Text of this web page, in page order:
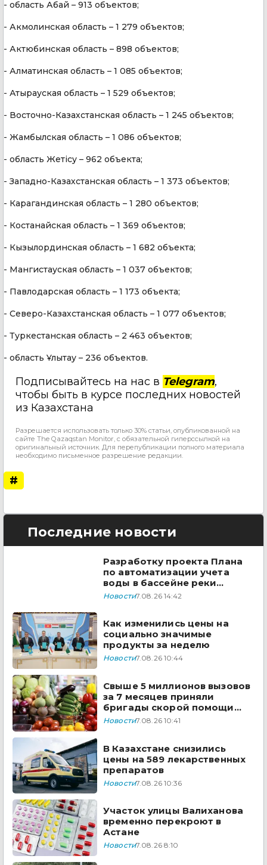
- область Абай – 913 объектов;
- Акмолинская область – 1 279 объектов;
- Актюбинская область – 898 объектов;
- Алматинская область – 1 085 объектов;
- Атырауская область – 1 529 объектов;
- Восточно-Казахстанская область – 1 245 объектов;
- Жамбылская область – 1 086 объектов;
- область Жетісу – 962 объекта;
- Западно-Казахстанская область – 1 373 объектов;
- Карагандинская область – 1 280 объектов;
- Костанайская область – 1 369 объектов;
- Кызылординская область – 1 682 объекта;
- Мангистауская область – 1 037 объектов;
- Павлодарская область – 1 173 объекта;
- Северо-Казахстанская область – 1 077 объектов;
- Туркестанская область – 2 463 объектов;
- область Ұлытау – 236 объектов.
Подписывайтесь на нас в Telegram,
чтобы быть в курсе последних новостей
из Казахстана
Разрешается использовать только 30% статьи, опубликованной на
сайте The Qazaqstan Monitor, с обязательной гиперссылкой на
оригинальный источник. Для перепубликации полного материала
необходимо письменное разрешение редакции.
#
Последние новости
Разработку проекта Плана
по автоматизации учета
воды в бассейне реки
Сырдарья одобрили
Новости7.08.26 14:42
Как изменились цены на
социально значимые
продукты за неделю
Новости7.08.26 10:44
Свыше 5 миллионов вызовов
за 7 месяцев приняли
бригады скорой помощи
Казахстана
Новости7.08.26 10:41
В Казахстане снизились
цены на 589 лекарственных
препаратов
Новости7.08.26 10:36
Участок улицы Валиханова
временно перекроют в
Астане
Новости7.08.26 8:10